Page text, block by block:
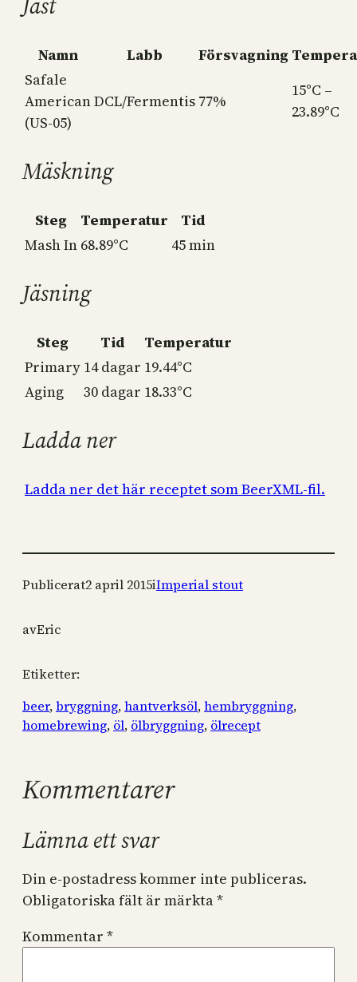
Namn Labb Försvagning
Safale
American
(US-05)
DCL/Fermentis 77%
15°C –
23.89°C
Mäskning
Steg Temperatur
Tid
Mash In 68.89°C 45 min
Jäsning
Steg Tid
Temperatur
Primary 14 dagar 19.44°C
Aging
30 dagar 18.33°C
Ladda ner
Ladda ner det här receptet som BeerXML-fil.
Publicerat2 april 2015iImperial stout
avEric
Etiketter:
beer, bryggning, hantverksöl, hembryggning
homebrewing, öl, ölbryggning, ölrecept
Kommentarer
Lämna ett svar
Din e-postadress kommer inte publiceras.
Obligatoriska fält är märkta*
Kommentar *